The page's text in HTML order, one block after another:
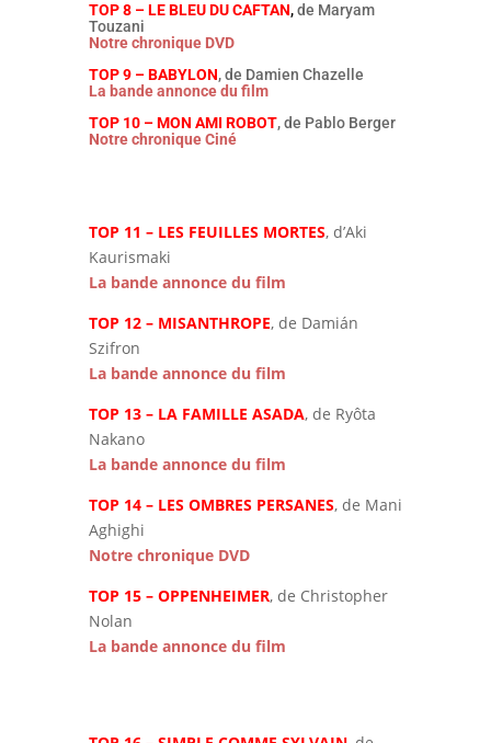
TOP 8 – LE BLEU DU CAFTAN,de Maryam
Touzani
Notre chronique DVD
TOP 9 – BABYLON, de Damien Chazelle
La bande annonce du film
TOP 10 – MON AMI ROBOT, de Pablo Berger
Notre chronique Ciné
TOP 11 – LES FEUILLES MORTES, d’Aki
Kaurismaki
La bande annonce du film
TOP 12 – MISANTHROPE, de Damián
Szifron
La bande annonce du film
TOP 13 – LA FAMILLE ASADA, de Ryôta
Nakano
La bande annonce du film
TOP 14 – LES OMBRES PERSANES, de Mani
Aghighi
Notre chronique DVD
TOP 15 – OPPENHEIMER, de Christopher
Nolan
La bande annonce du film